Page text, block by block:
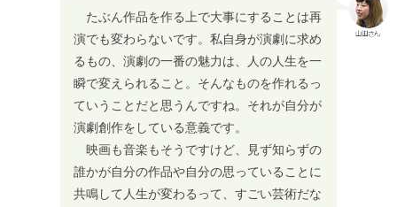
たぶん作品を作る上で大事にすることは再
演でも変わらないです。私自身が演劇に求め
るもの、演劇の一番の魅力は、人の人生を一
瞬で変えられること。そんなものを作れるっ
ていうことだと思うんですね。それが自分が
演劇創作をしている意義です。
映画も音楽もそうですけど、見ず知らずの
誰かが自分の作品や自分の思っていることに
共鳴して人生が変わるって、すごい芸術だな